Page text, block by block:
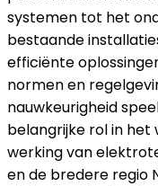
systemen tot het
bestaande
efficiënte
normen en
nauwkeurigheid
belangrijke rol in
werking van
en de bredere regio